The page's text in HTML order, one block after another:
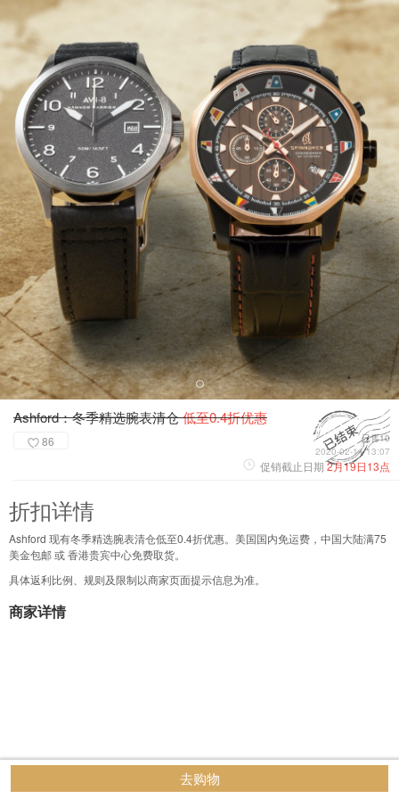
Ashford：冬季精选腕表清仓低至0.4折优惠
86
已售10
2020-02-14 13:07
促销截止日期2月19日13点
折扣详情
Ashford 现有冬季精选腕表清仓低至0.4折优惠。美国国内免运费，中国大陆满75
美金包邮 或 香港贵宾中心免费取货。
具体返利比例、规则及限制以商家页面提示信息为准。
商家详情
去购物